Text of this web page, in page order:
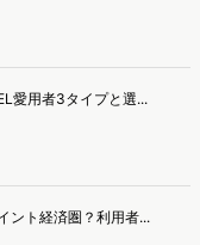
愛用者3タイプと選...
ント経済圏？利用者...